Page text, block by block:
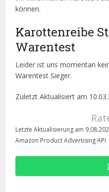
können.
Karottenreibe
Warentest
Leider ist uns momentan
Warentest Sieger.
Zuletzt Aktualisiert am
Letzte Aktualisierung am
Amazon Product Advertising API